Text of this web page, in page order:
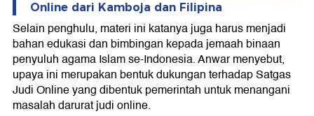
Online dari Kamboja dan Filipina
Selain penghulu, materi ini katanya juga harus menjadi
bahan edukasi dan bimbingan kepada jemaah binaan
penyuluh agama Islam se-Indonesia. Anwar menyebut,
upaya ini merupakan bentuk dukungan terhadap Satgas
Judi Online yang dibentuk pemerintah untuk menangani
masalah darurat judi online.